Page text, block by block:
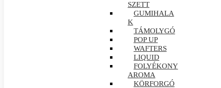
SZETT
GUMIHALA
K
TÁMOLYGÓ
POP UP
WAFTERS
LIQUID
FOLYÉKONY
AROMA
KÖRFORGÓ